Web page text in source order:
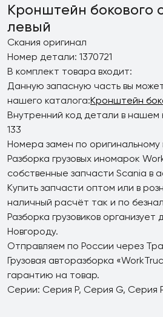
Кронштейн бокового
левый
Скания оригинал
Номер детали: 1370721
В комплект товара входит:
Данную запасную часть вы
нашего каталога:Кронштейн
Внутренний код детали в нашем
133
Номера замен по оригинальному
Разборка грузовых иномарок
собственные запчасти Scania в
Купить запчасти оптом или в
наличный расчёт так и по
Разборка грузовиков
Новгороду.
Отправляем по России через
Грузовая авторазборка
гарантию на товар.
Серии: Серия P, Серия G, Серия